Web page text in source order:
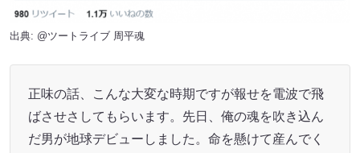
出典: @ツートライブ 周平魂
正味の話、こんな大変な時期ですが報せを電波で飛
ばさせさしてもらいます。先日、俺の魂を吹き込ん
だ男が地球デビューしました。命を懸けて産んでく